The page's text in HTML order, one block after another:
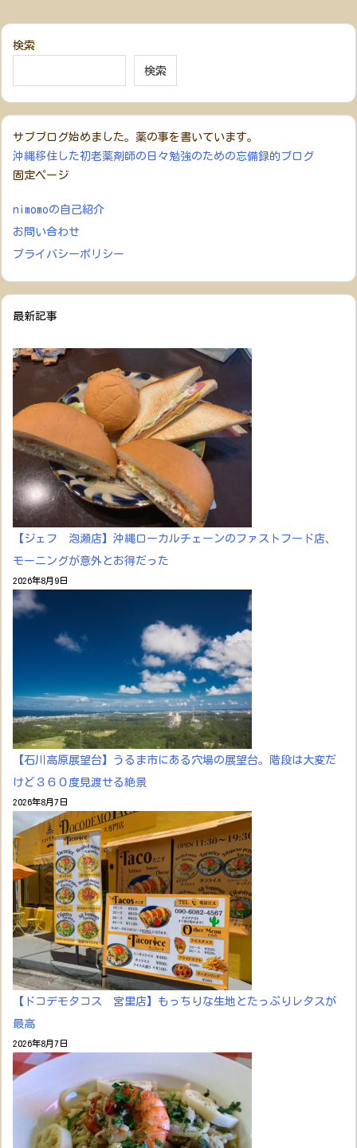
検索
検索
サブブログ始めました。薬の事を書いています。
沖縄移住した初老薬剤師の日々勉強のための忘備録的ブログ
固定ページ
nimomoの自己紹介
お問い合わせ
プライバシーポリシー
最新記事
【ジェフ 泡瀬店】沖縄ローカルチェーンのファストフード店、
モーニングが意外とお得だった
2026年8月9日
【石川高原展望台】うるま市にある穴場の展望台。階段は大変だ
けど３６０度見渡せる絶景
2026年8月7日
【ドコデモタコス 宮里店】もっちりな生地とたっぷりレタスが
最高
2026年8月7日